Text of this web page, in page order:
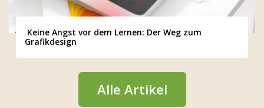
Keine Angst vor dem Lernen: Der Weg zum
Grafikdesign
Alle Artikel